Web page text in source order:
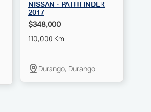
NISSAN · PATHFINDER
2017
$348,000
110,000 Km
Durango, Durango